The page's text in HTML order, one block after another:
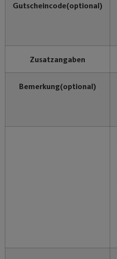
Gutscheincode(optional)
Zusatzangaben
Bemerkung(optional)